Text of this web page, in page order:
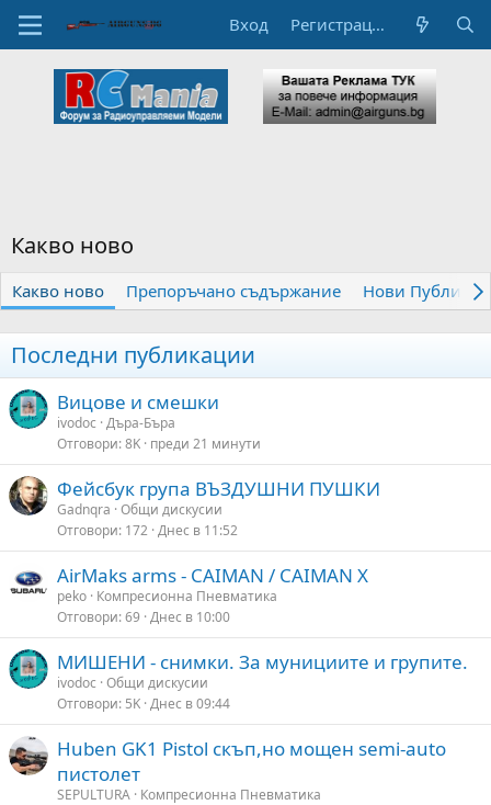
Вход Регистрация
Какво ново
Какво ново Препоръчано съдържание Нови
Последни публикации
Вицове и смешки
ivodoc Дъра-Бъра
Отговори 8K преди 21 минути
Фейсбук група ВЪЗДУШНИ ПУШКИ
Gadnqra Общи дискусии
Отговори 172 Днес в 11:52
AirMaks arms - CAIMAN / CAIMAN X
peko Компресионна Пневматика
Отговори 69 Днес в 10:00
МИШЕНИ - снимки. За мунициите и групите.
ivodoc Общи дискусии
Отговори 5K Днес в 09:44
Huben GK1 Pistol скъп,но мощен semi-auto
пистолет
SEPULTURA Компресионна Пневматика